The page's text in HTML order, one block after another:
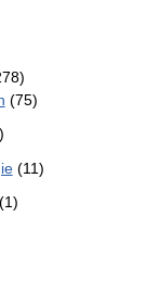
(75)
(11)